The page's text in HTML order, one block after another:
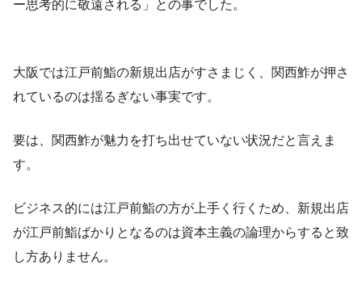
ー思考的に敬遠される」との事でした。
大阪では江戸前鮨の新規出店がすさまじく、関西鮓が押さ
れているのは揺るぎない事実です。
要は、関西鮓が魅力を打ち出せていない状況だと言えま
す。
ビジネス的には江戸前鮨の方が上手く行くため、新規出店
が江戸前鮨ばかりとなるのは資本主義の論理からすると致
し方ありません。